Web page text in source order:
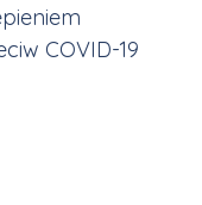
COVID-19